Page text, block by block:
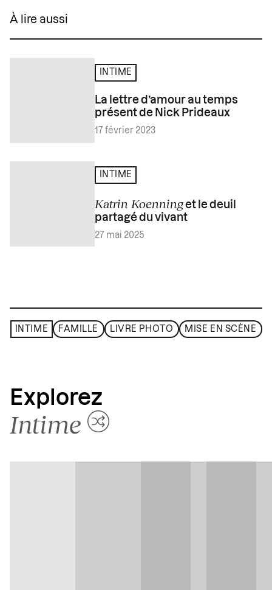
À lire aussi
INTIME
La lettre d’amour au temps
présent de Nick Prideaux
17 février 2023
INTIME
Katrin Koenninget le deuil
partagé du vivant
27 mai 2025
INTIME FAMILLE LIVRE PHOTO MISE EN SCÈNE
Explorez
Intime